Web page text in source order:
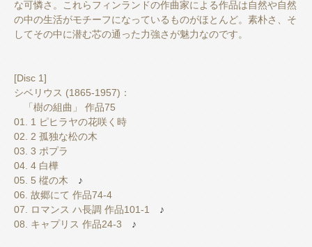
な可憐さ。これらフィンランドの作曲家による作品は自然や自然
の中の生活がモチーフになっているものがほとんど。素朴さ、そ
してその中に潜む芯の通った力強さが魅力なのです。
[Disc 1]
シベリウス (1865-1957)：
「樹の組曲」 作品75
01. 1 ピヒラヤの花咲く時
02. 2 孤独な松の木
03. 3 ポプラ
04. 4 白樺
05. 5 樅の木 ♪
06. 故郷にて 作品74-4
07. ロマンス ハ長調 作品101-1 ♪
08. キャプリス 作品24-3 ♪